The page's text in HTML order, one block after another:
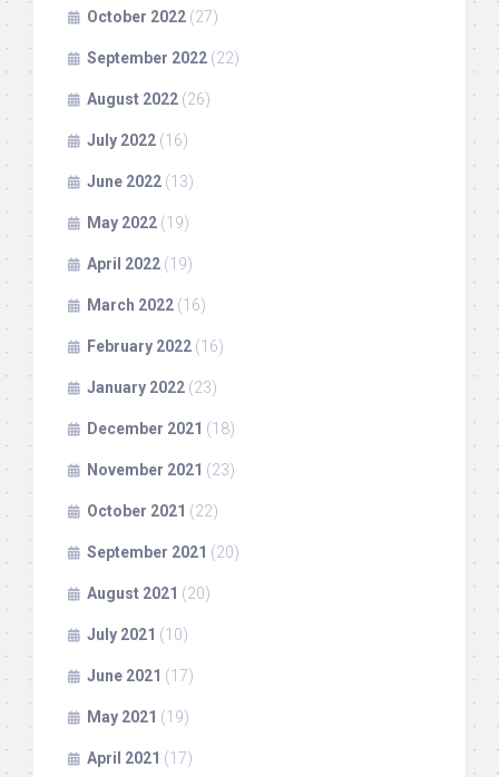
October 2022 (27)
September 2022 (22)
August 2022 (26)
July 2022 (16)
June 2022 (13)
May 2022 (19)
April 2022 (19)
March 2022 (16)
February 2022 (16)
January 2022 (23)
December 2021 (18)
November 2021 (23)
October 2021 (22)
September 2021 (20)
August 2021 (20)
July 2021 (10)
June 2021 (17)
May 2021 (19)
April 2021 (17)